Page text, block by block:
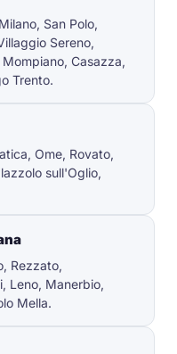
San Polo,
Sereno,
Casazza,
Trento.
Ome, Rovato,
sull'Oglio,
Rezzato,
Leno, Manerbio,
Mella.